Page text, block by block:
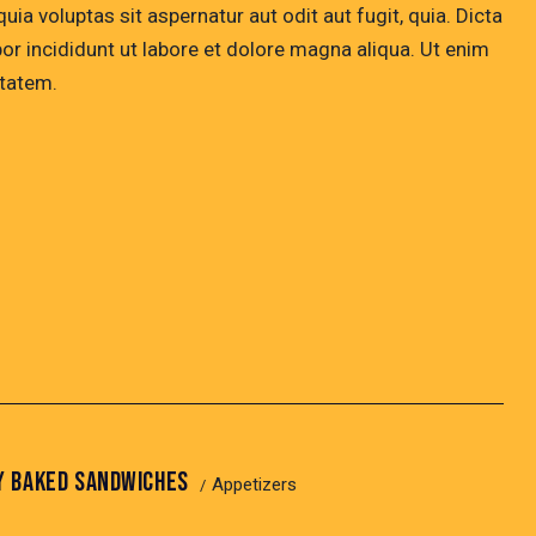
voluptas sit aspernatur aut odit aut fugit, quia. Dicta
incididunt ut labore et dolore magna aliqua. Ut enim
Appetizers
BAKED SANDWICHES